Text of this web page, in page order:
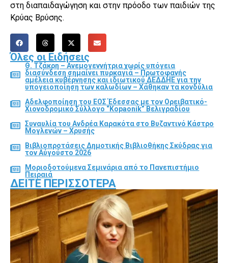
στη διαπαιδαγώγηση και στην πρόοδο των παιδιών της
Κρύας Βρύσης.
Όλες οι Ειδήσεις
Θ. Τζάκρη – Ανεμογεννήτρια χωρίς υπόγεια
διασύνδεση σημαίνει πυρκαγιά – Πρωτοφανής
αμέλεια κυβέρνησης και ιδιωτικού ΔΕΔΔΗΕ για την
υπογειοποίηση των καλωδίων – Χάθηκαν τα κονδύλια
Αδελφοποίηση του ΕΟΣ Έδεσσας με τον Ορειβατικό-
Χιονοδρομικό Σύλλογο “Kopaonik” Βελιγραδίου
Συναυλία του Ανδρέα Καρακότα στο Βυζαντινό Κάστρο
Μογλενών – Χρυσής
Βιβλιοπροτάσεις Δημοτικής Βιβλιοθήκης Σκύδρας για
τον Αύγούστο 2026
Μοριοδοτούμενα Σεμινάρια από το Πανεπιστήμιο
Πειραιά
ΔΕΊΤΕ ΠΕΡΙΣΣΌΤΕΡΑ